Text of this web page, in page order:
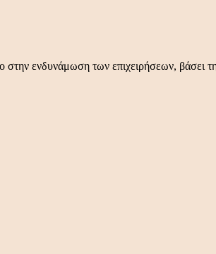
στην ενδυνάμωση των επιχειρήσεων, βάσει